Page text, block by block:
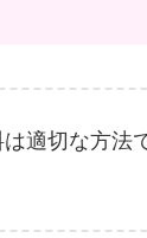
適切な方法